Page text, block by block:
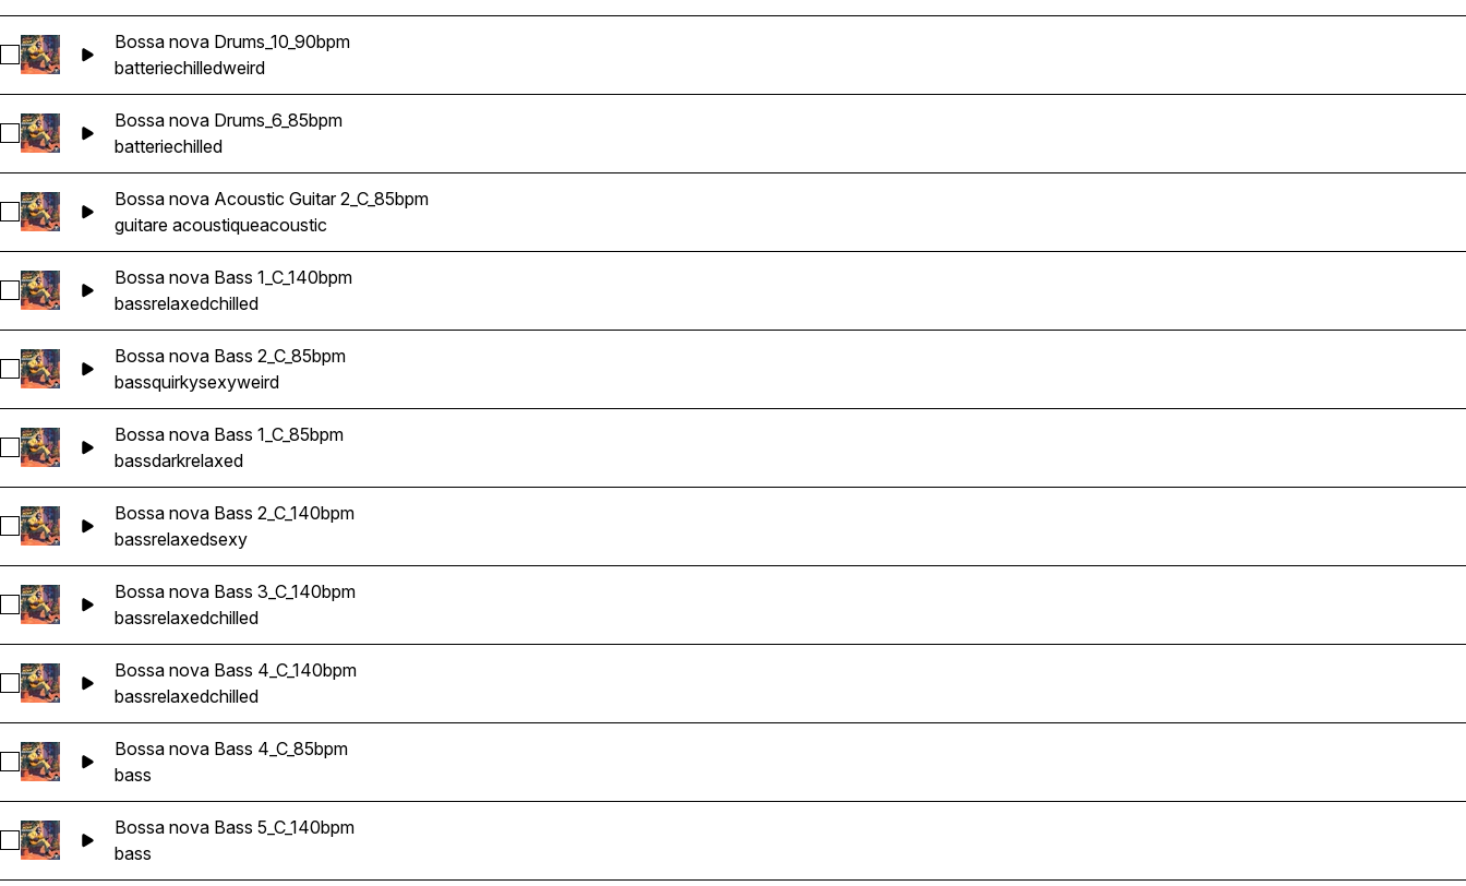
Sélectionnez Bossa nova Drums_10_90bpm
Bossa nova Drums_10_90bpm
batteriechilledweird
Sélectionnez Bossa nova Drums_6_85bpm
Bossa nova Drums_6_85bpm
batteriechilled
Sélectionnez Bossa nova Acoustic Guitar 2_C_85bpm
Bossa nova Acoustic Guitar 2_C_85bpm
guitare acoustiqueacoustic
Sélectionnez Bossa nova Bass 1_C_140bpm
Bossa nova Bass 1_C_140bpm
bassrelaxedchilled
Sélectionnez Bossa nova Bass 2_C_85bpm
Bossa nova Bass 2_C_85bpm
bassquirkysexyweird
Sélectionnez Bossa nova Bass 1_C_85bpm
Bossa nova Bass 1_C_85bpm
bassdarkrelaxed
Sélectionnez Bossa nova Bass 2_C_140bpm
Bossa nova Bass 2_C_140bpm
bassrelaxedsexy
Sélectionnez Bossa nova Bass 3_C_140bpm
Bossa nova Bass 3_C_140bpm
bassrelaxedchilled
Sélectionnez Bossa nova Bass 4_C_140bpm
Bossa nova Bass 4_C_140bpm
bassrelaxedchilled
Sélectionnez Bossa nova Bass 4_C_85bpm
Bossa nova Bass 4_C_85bpm
bass
Sélectionnez Bossa nova Bass 5_C_140bpm
Bossa nova Bass 5_C_140bpm
bass